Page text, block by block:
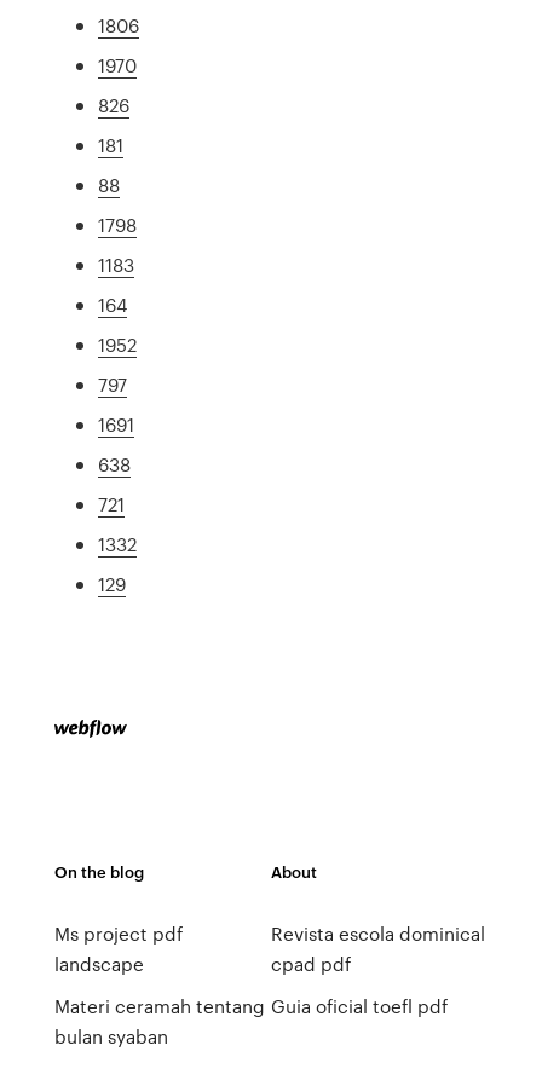
1806
1970
826
181
88
1798
1183
164
1952
797
1691
638
721
1332
129
On the blog
Ms project pdf
landscape
Materi ceramah tentang
bulan syaban
About
Revista escola dominical
cpad pdf
Guia oficial toefl pdf